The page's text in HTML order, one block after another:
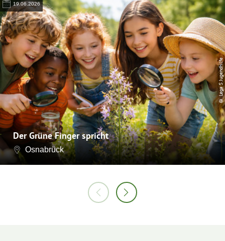
19.06.2026
Der Grüne Finger spricht
Osnabrück
© Lega S Jugendhilfe